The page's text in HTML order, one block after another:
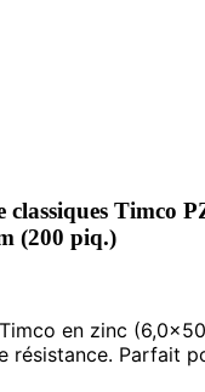
classiques Timco
(200 piq.)
en zinc
résistance. Parfait